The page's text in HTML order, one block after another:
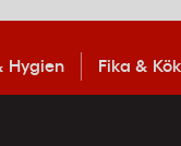
Hygien Fika & Kök